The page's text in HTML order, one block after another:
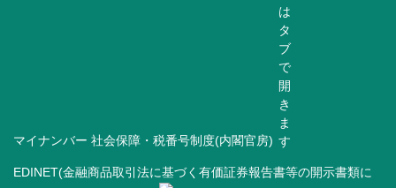
マイナンバー 社会保障・税番号制度(内閣官房)
EDINET(金融商品取引法に基づく有価証券報告書等の開示書類に